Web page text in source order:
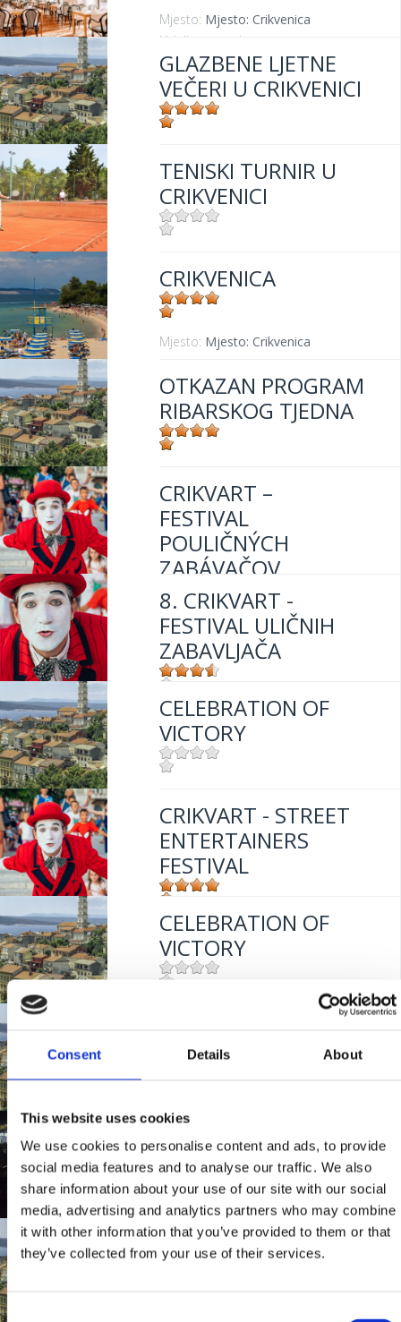
Consent Details About
This website uses cookies
We use cookies to personalise content and ads, to provide
social media features and to analyse our traffic. We also
share information about your use of our site with our social
media, advertising and analytics partners who may combine
it with other information that you’ve provided to them or that
they’ve collected from your use of their services.
Consent
Mjesto: Mjesto: Crikvenica
Udaljenost od mora:
GLAZBENE LJETNE
VEČERI U CRIKVENICI
TENISKI TURNIR U
CRIKVENICI
CRIKVENICA
Mjesto: Mjesto: Crikvenica
OTKAZAN PROGRAM
RIBARSKOG TJEDNA
CRIKVART –
FESTIVAL
POULIČNÝCH
ZABÁVAČOV
Mjesto: Mjesto: Crikvenica
8. CRIKVART -
FESTIVAL ULIČNIH
ZABAVLJAČA
Mjesto:Mjesto: Crikvenica
CELEBRATION OF
VICTORY
CRIKVART - STREET
ENTERTAINERS
FESTIVAL
Mjesto:Mjesto: Crikvenica
CELEBRATION OF
VICTORY
CRIKVENICI
Mjesto:
GLAZBENE LJETNE
VEČERI U CRIKVENICI
Mjesto:Mjesto: Crikvenica
CELEBRATION OF
VICTORY